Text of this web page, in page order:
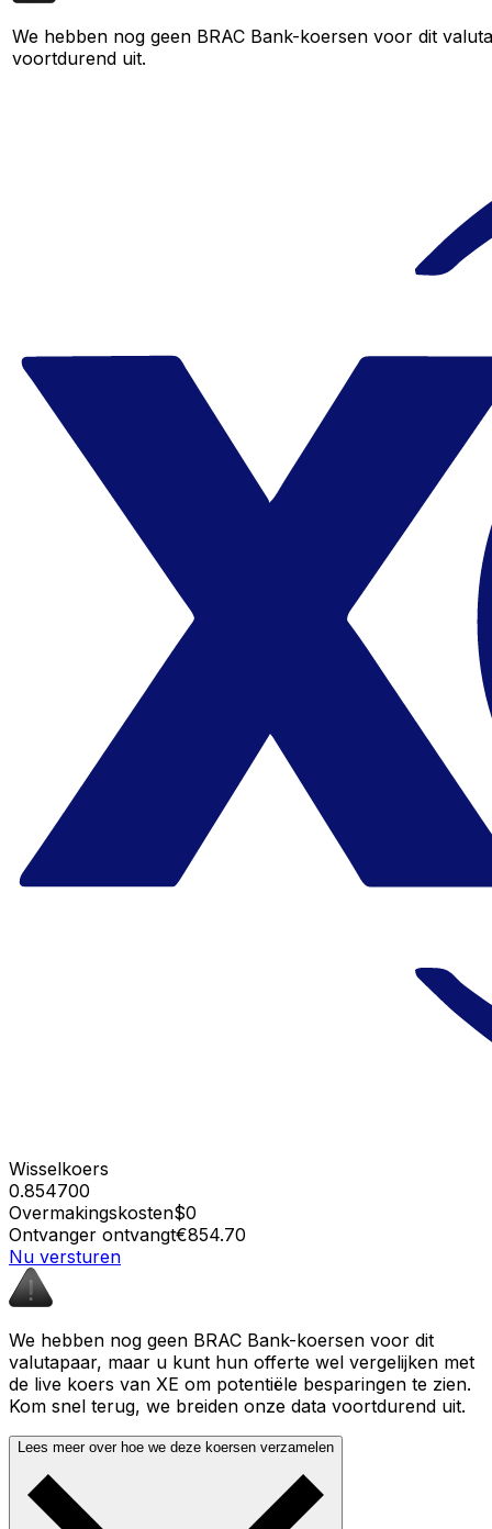
We hebben nog geen BRAC Bank-koersen voor dit
voortdurend uit.
Wisselkoers
0.854700
Overmakingskosten$0
Ontvanger ontvangt€854.70
Nu versturen
We hebben nog geen BRAC Bank-koersen voor dit
valutapaar, maar u kunt hun offerte wel vergelijken met
de live koers van XE om potentiële besparingen te zien.
Kom snel terug, we breiden onze data voortdurend uit.
Lees meer over hoe we deze koersen verzamelen